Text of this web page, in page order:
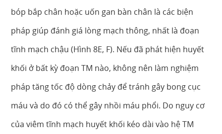
bóp bắp chân hoặc uốn gan bàn chân là các biện
pháp giúp đánh giá lòng mạch thông, nhất là đoạn
tĩnh mạch chậu (Hình 8E, F). Nếu đã phát hiện huyết
khối ở bất kỳ đoạn TM nào, không nên làm nghiệm
pháp tăng tốc độ dòng chảy để tránh gây bong cục
máu và do đó có thể gây nhồi máu phổi. Do nguy cơ
của viêm tĩnh mạch huyết khối kéo dài vào hệ TM